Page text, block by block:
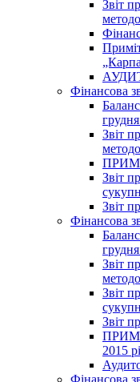
Звіт
Фінансова
Звіт
Звіт
Звіт
Фінансова
Звіт
Звіт
Звіт
2015
Фінансова